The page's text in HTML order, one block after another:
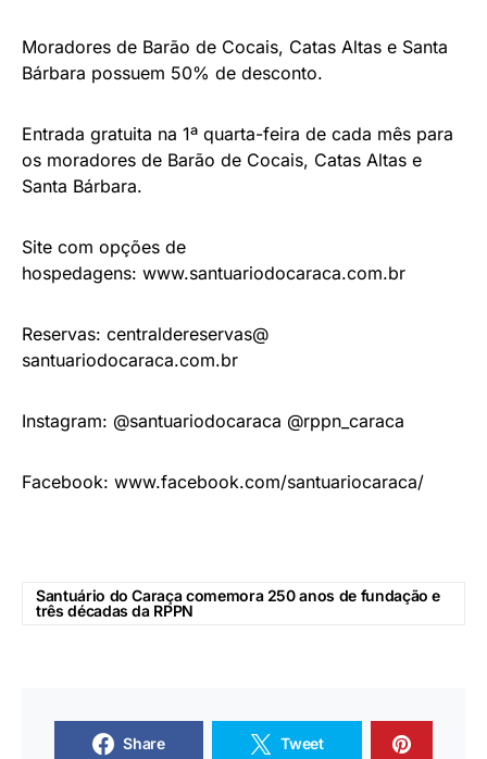
Moradores de Barão de Cocais, Catas Altas e Santa
Bárbara possuem 50% de desconto.
Entrada gratuita na 1ª quarta-feira de cada mês para
os moradores de Barão de Cocais, Catas Altas e
Santa Bárbara.
Site com opções de
hospedagens: www.santuariodocaraca.com.br
Reservas: centraldereservas@
santuariodocaraca.com.br
Instagram: @santuariodocaraca @rppn_caraca
Facebook: www.facebook.com/santuariocaraca/
Santuário do Caraça comemora 250 anos de fundação e
três décadas da RPPN
Share Tweet